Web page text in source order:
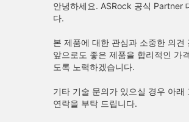
안녕하세요. ASRock 공식 Partner
다.
본 제품에 대한 관심과 소중한 의견
앞으로도 좋은 제품을 합리적인 가
도록 노력하겠습니다.
기타 기술 문의가 있으실 경우 아래
연락을 부탁 드립니다.